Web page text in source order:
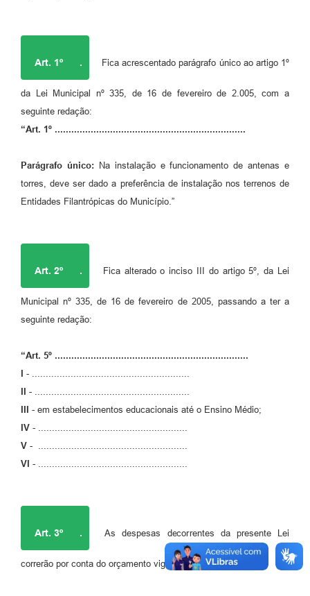
Art. 1º . Fica acrescentado parágrafo único ao artigo 1º
da Lei Municipal nº 335, de 16 de fevereiro de 2.005, com a
seguinte redação:
“Art. 1º .....................................................................
Parágrafo único: Na instalação e funcionamento de antenas e
torres, deve ser dado a preferência de instalação nos terrenos de
Entidades Filantrópicas do Município.”
Art. 2º . Fica alterado o inciso III do artigo 5º, da Lei
Municipal nº 335, de 16 de fevereiro de 2005, passando a ter a
seguinte redação:
“Art. 5º ......................................................................
I - .........................................................
II - ........................................................
III - em estabelecimentos educacionais até o Ensino Médio;
IV - ......................................................
V - ......................................................
VI - ......................................................
Art. 3º . As despesas decorrentes da presente Lei
correrão por conta do orçamento vigente.